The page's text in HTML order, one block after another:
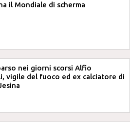
il Mondiale di scherma
nei giorni scorsi Alfio
vigile del fuoco ed ex calciatore di